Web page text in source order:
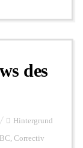
des
Hintergrund
, Correctiv